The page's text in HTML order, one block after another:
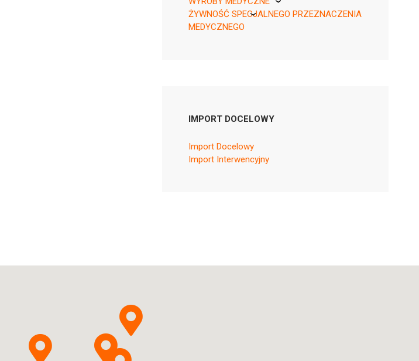
KikGel
ŻYWNOŚĆ SPECJALNEGO PRZEZNACZENIA
MEDYCZNEGO
IMPORT DOCELOWY
Import Docelowy
Import Interwencyjny